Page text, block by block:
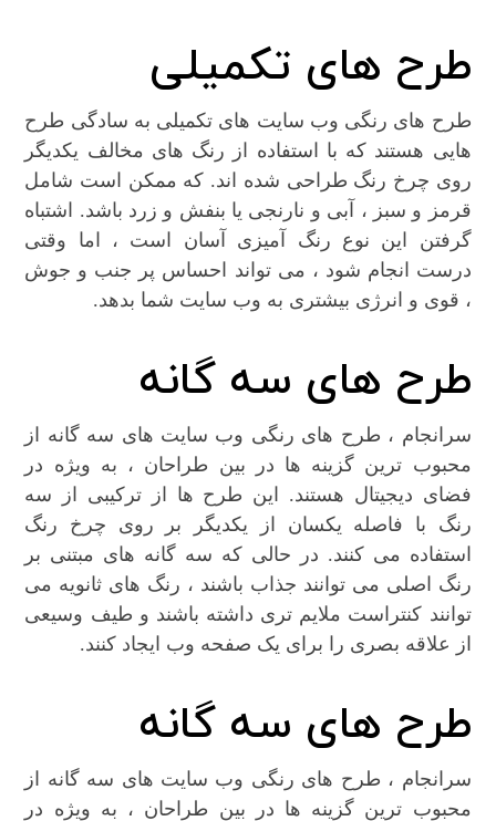
طرح های تکمیلی
طرح های رنگی وب سایت های تکمیلی به سادگی طرح
هایی هستند که با استفاده از رنگ های مخالف یکدیگر
روی چرخ رنگ طراحی شده اند. که ممکن است شامل
قرمز و سبز ، آبی و نارنجی یا بنفش و زرد باشد. اشتباه
گرفتن این نوع رنگ آمیزی آسان است ، اما وقتی
درست انجام شود ، می تواند احساس پر جنب و جوش
، قوی و انرژی بیشتری به وب سایت شما بدهد.
طرح های سه گانه
سرانجام ، طرح های رنگی وب سایت های سه گانه از
محبوب ترین گزینه ها در بین طراحان ، به ویژه در
فضای دیجیتال هستند. این طرح ها از ترکیبی از سه
رنگ با فاصله یکسان از یکدیگر بر روی چرخ رنگ
استفاده می کنند. در حالی که سه گانه های مبتنی بر
رنگ اصلی می توانند جذاب باشند ، رنگ های ثانویه می
توانند کنتراست ملایم تری داشته باشند و طیف وسیعی
از علاقه بصری را برای یک صفحه وب ایجاد کنند.
طرح های سه گانه
سرانجام ، طرح های رنگی وب سایت های سه گانه از
محبوب ترین گزینه ها در بین طراحان ، به ویژه در